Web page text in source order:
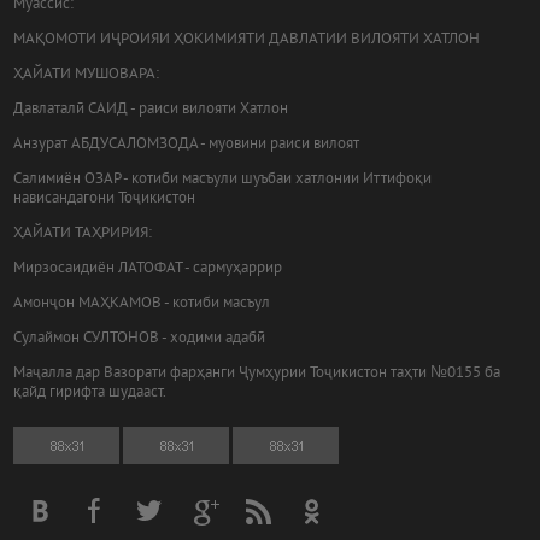
Муассис:
МАҚОМОТИ ИҶРОИЯИ ҲОКИМИЯТИ ДАВЛАТИИ ВИЛОЯТИ ХАТЛОН
ҲАЙАТИ МУШОВАРА:
Давлаталӣ САИД - раиси вилояти Хатлон
Анзурат АБДУСАЛОМЗОДА - муовини раиси вилоят
Салимиён ОЗАР - котиби масъули шуъбаи хатлонии Иттифоқи
нависандагони Тоҷикистон
ҲАЙАТИ ТАҲРИРИЯ:
Мирзосаидиён ЛАТОФАТ - сармуҳаррир
Амонҷон МАҲКАМОВ - котиби масъул
Сулаймон СУЛТОНОВ - ходими адабӣ
Маҷалла дар Вазорати фарҳанги Ҷумҳурии Тоҷикистон таҳти №0155 ба
қайд гирифта шудааст.